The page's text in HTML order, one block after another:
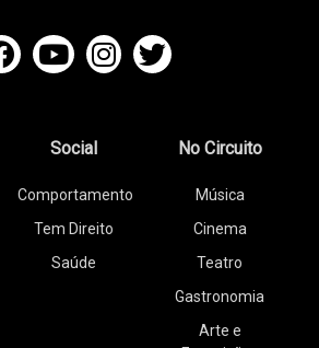
Social
Comportamento
Tem Direito
Saúde
No Circuito
Música
Cinema
Teatro
Gastronomia
Arte e